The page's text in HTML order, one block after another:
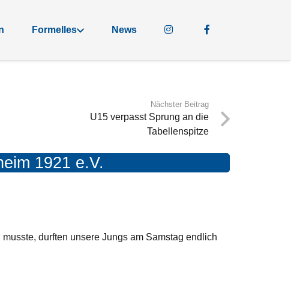
Formelles News
Nächster Beitrag
U15 verpasst Sprung an die
Tabellenspitze
1921 e.V.
durften unsere Jungs am Samstag endlich